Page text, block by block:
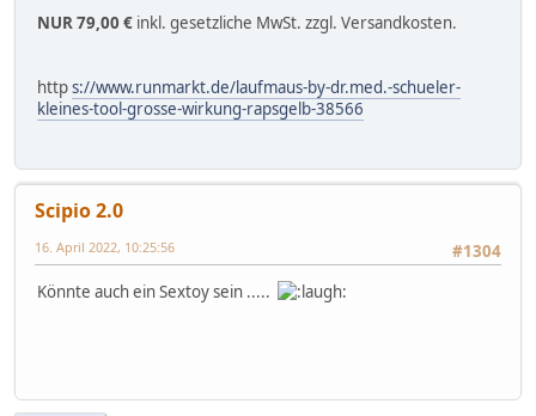
NUR 79,00 € inkl. gesetzliche MwSt. zzgl. Versandkosten.
https://www.runmarkt.de/laufmaus-by-dr.med.-schueler-
kleines-tool-grosse-wirkung-rapsgelb-38566
Scipio 2.0
#1304
16. April 2022, 10:25:56
Könnte auch ein Sextoy sein .....